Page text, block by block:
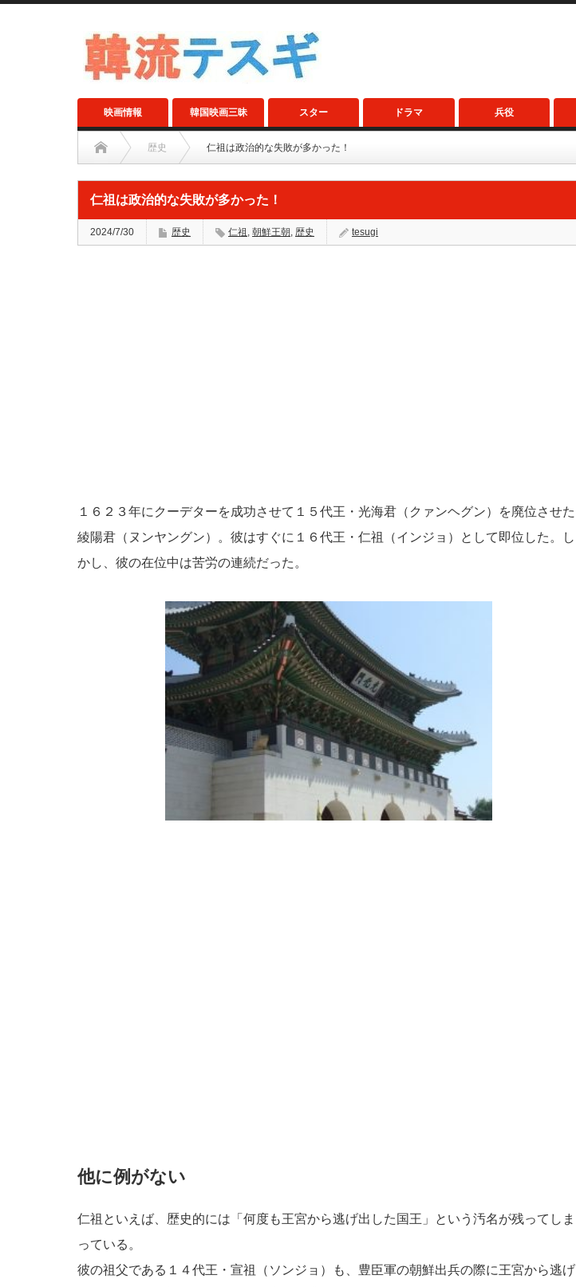
映画情報 韓国映画三昧 スター ドラマ 兵役
歴史 仁祖は政治的な失敗が多かった！
仁祖は政治的な失敗が多かった！
2024/7/30 歴史 仁祖 , 朝鮮王朝 , 歴史 tesugi
１６２３年にクーデターを成功させて１５代王・光海君（クァンヘグン）を廃位させた
綾陽君（ヌンヤングン）。彼はすぐに１６代王・仁祖（インジョ）として即位した。し
かし、彼の在位中は苦労の連続だった。
他に例がない
仁祖といえば、歴史的には「何度も王宮から逃げ出した国王」という汚名が残ってしま
っている。
彼の祖父である１４代王・宣祖（ソンジョ）も、豊臣軍の朝鮮出兵の際に王宮から逃げ